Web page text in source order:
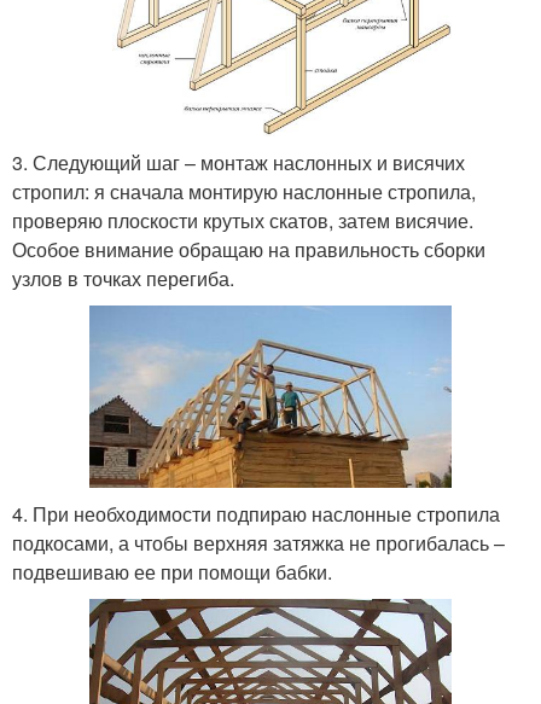
3. Следующий шаг – монтаж наслонных и висячих
стропил: я сначала монтирую наслонные стропила,
проверяю плоскости крутых скатов, затем висячие.
Особое внимание обращаю на правильность сборки
узлов в точках перегиба.
4. При необходимости подпираю наслонные стропила
подкосами, а чтобы верхняя затяжка не прогибалась –
подвешиваю ее при помощи бабки.